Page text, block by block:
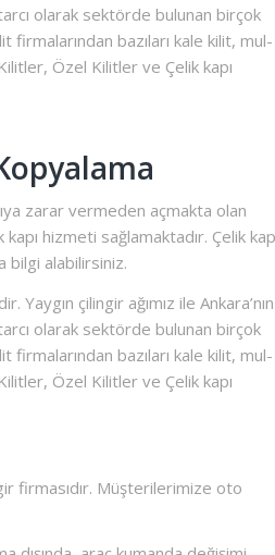
olarak sektörde bulunan birçok
bazıları kale kilit, mul-
Özel Kilitler ve Çelik kapı
zarar vermeden açmakta olan
hizmeti sağlamaktadır. Çelik
bilgi alabilirsiniz.
çilingir ağımız ile Ankara’nın
olarak sektörde bulunan birçok
bazıları kale kilit, mul-
Özel Kilitler ve Çelik kapı
firmasıdır. Müşterilerimize oto